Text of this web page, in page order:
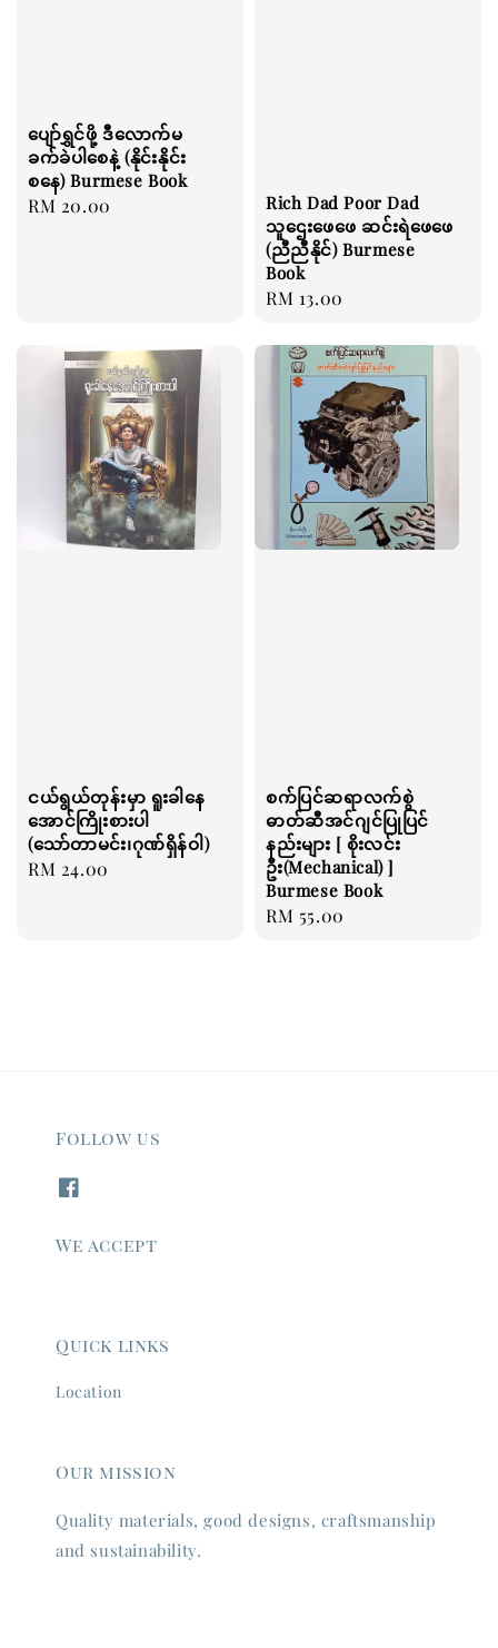
ပျော်ရွှင်ဖို့ ဒီလောက်မ
ခက်ခဲပါစေနဲ့ (နိုင်းနိုင်း
စနေ) Burmese Book
Regular
RM 20.00
Rich Dad Poor Dad
သူဌေးဖေဖေ ဆင်းရဲဖေဖေ
(ညီညီနိုင်) Burmese
Book
Regular
RM 13.00
ငယ်ရွယ်တုန်းမှာ ရူးခါနေ
အောင်ကြိုးစားပါ
(သော်တာမင်း၊ဂုဏ်ရှိန်ဝါ)
Regular
RM 24.00
စက်ပြင်ဆရာလက်စွဲ
ဓာတ်ဆီအင်ဂျင်ပြုပြင်
နည်းများ [ စိုးလင်း
ဦး(Mechanical) ]
Burmese Book
Regular
RM 55.00
Follow us
We accept
Quick links
Location
Our mission
Quality materials, good designs, craftsmanship
and sustainability.